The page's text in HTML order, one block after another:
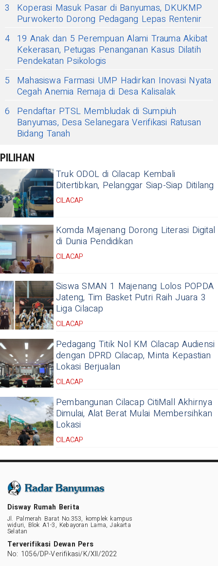
3
Koperasi Masuk Pasar di Banyumas, DKUKMP
Purwokerto Dorong Pedagang Lepas Rentenir
4 19 Anak dan 5 Perempuan Alami Trauma Akibat
Kekerasan, Petugas Penanganan Kasus Dilatih
Pendekatan Psikologis
5
Mahasiswa Farmasi UMP Hadirkan Inovasi Nyata
Cegah Anemia Remaja di Desa Kalisalak
6
Pendaftar PTSL Membludak di Sumpiuh
Banyumas, Desa Selanegara Verifikasi Ratusan
Bidang Tanah
PILIHAN
Truk ODOL di Cilacap Kembali
Ditertibkan, Pelanggar Siap-Siap Ditilang
CILACAP
Komda Majenang Dorong Literasi Digital
di Dunia Pendidikan
CILACAP
Siswa SMAN 1 Majenang Lolos POPDA
Jateng, Tim Basket Putri Raih Juara 3
Liga Cilacap
CILACAP
Pedagang Titik Nol KM Cilacap Audiensi
dengan DPRD Cilacap, Minta Kepastian
Lokasi Berjualan
CILACAP
Pembangunan Cilacap CitiMall Akhirnya
Dimulai, Alat Berat Mulai Membersihkan
Lokasi
CILACAP
Disway Rumah Berita
Jl. Palmerah Barat No.353, komplek kampus
widuri, Blok A1-3, Kebayoran Lama, Jakarta
Selatan
Terverifikasi Dewan Pers
No: 1056/DP-Verifikasi/K/XII/2022